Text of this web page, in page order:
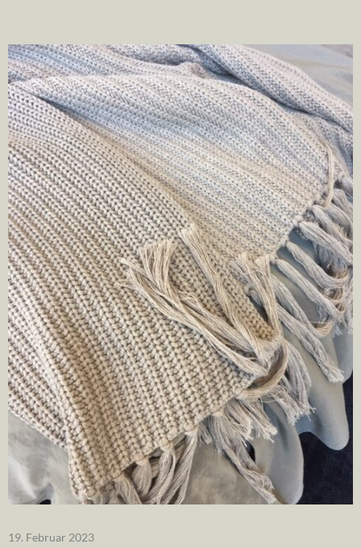
19. Februar 2023